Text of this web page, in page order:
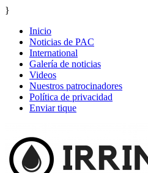
}
Inicio
Noticias de PAC
International
Galería de noticias
Videos
Nuestros patrocinadores
Política de privacidad
Enviar tique